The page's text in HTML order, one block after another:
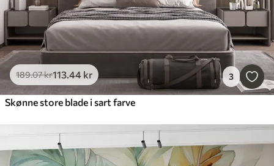
189.07kr113.44 kr 3
Skønne store blade i sart farve